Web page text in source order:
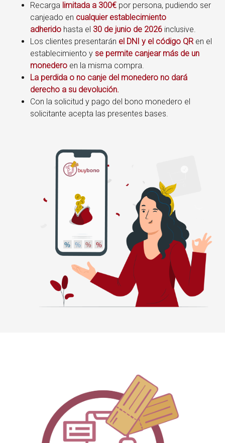
Recarga limitada a 300€ por persona, pudiendo ser
canjeado en cualquier establecimiento
adherido hasta el 30 de junio de 2026 inclusive.
Los clientes presentarán el DNI y el código QR en el
establecimiento y se permite canjear más de un
monedero en la misma compra.
La perdida o no canje del monedero no dará
derecho a su devolución.
Con la solicitud y pago del bono monedero el
solicitante acepta las presentes bases.